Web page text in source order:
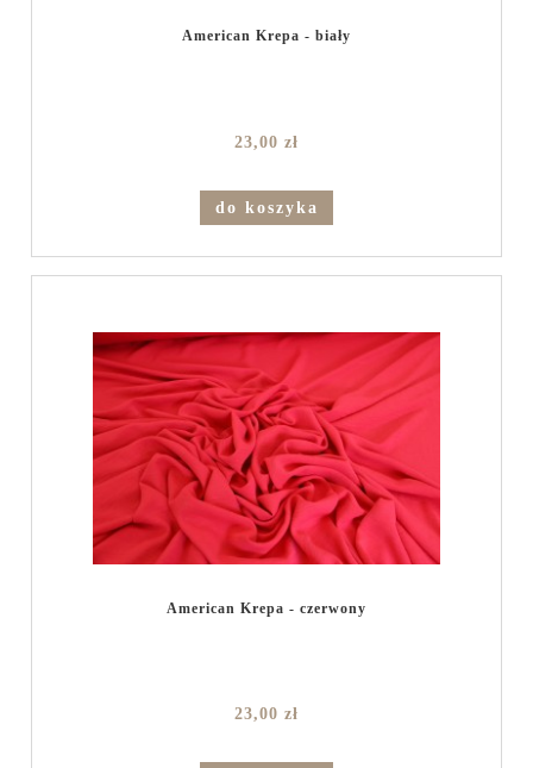
American Krepa - biały
23,00 zł
do koszyka
American Krepa - czerwony
23,00 zł